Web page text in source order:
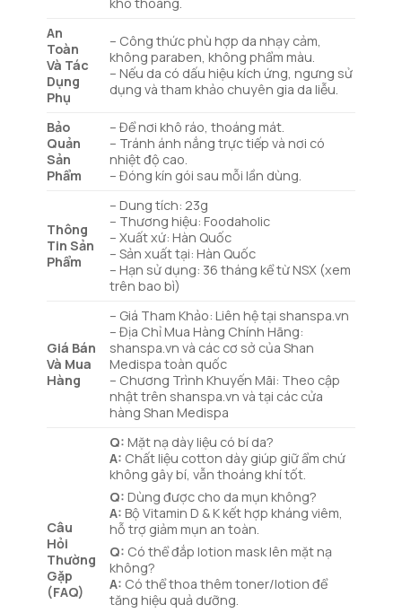
An
Toàn
Và Tác
Dụng
Phụ
– Công thức phù hợp da nhạy cảm,
không paraben, không phẩm màu.
– Nếu da có dấu hiệu kích ứng, ngưng sử
dụng và tham khảo chuyên gia da liễu.
Bảo
Quản
Sản
Phẩm
– Để nơi khô ráo, thoáng mát.
– Tránh ánh nắng trực tiếp và nơi có
nhiệt độ cao.
– Đóng kín gói sau mỗi lần dùng.
Thông
Tin Sản
Phẩm
– Dung tích: 23g
– Thương hiệu: Foodaholic
– Xuất xứ: Hàn Quốc
– Sản xuất tại: Hàn Quốc
– Hạn sử dụng: 36 tháng kể từ NSX (xem
trên bao bì)
Giá Bán
Và Mua
Hàng
– Giá Tham Khảo: Liên hệ tại shanspa.vn
– Địa Chỉ Mua Hàng Chính Hãng:
shanspa.vn và các cơ sở của Shan
Medispa toàn quốc
– Chương Trình Khuyến Mãi: Theo cập
nhật trên shanspa.vn và tại các cửa
hàng Shan Medispa
Câu
Hỏi
Thường
Gặp
(FAQ)
Q: Mặt nạ dày liệu có bí da?
A: Chất liệu cotton dày giúp giữ ẩm chứ
không gây bí, vẫn thoáng khí tốt.
Q: Dùng được cho da mụn không?
A: Bộ Vitamin D & K kết hợp kháng viêm,
hỗ trợ giảm mụn an toàn.
Q: Có thể đắp lotion mask lên mặt nạ
không?
A: Có thể thoa thêm toner/lotion để
tăng hiệu quả dưỡng.